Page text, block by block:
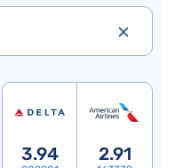
3.94 2.91